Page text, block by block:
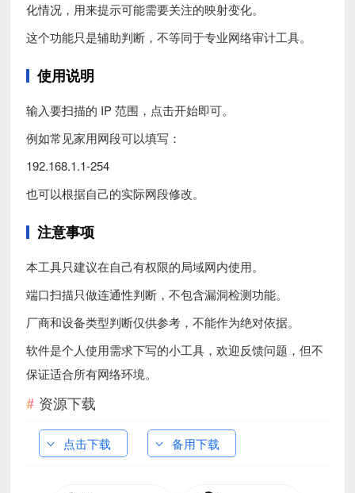
化情况，用来提示可能需要关注的映射变化。
这个功能只是辅助判断，不等同于专业网络审计工具。
使用说明
输入要扫描的 IP 范围，点击开始即可。
例如常见家用网段可以填写：
192.168.1.1-254
也可以根据自己的实际网段修改。
注意事项
本工具只建议在自己有权限的局域网内使用。
端口扫描只做连通性判断，不包含漏洞检测功能。
厂商和设备类型判断仅供参考，不能作为绝对依据。
软件是个人使用需求下写的小工具，欢迎反馈问题，但不
保证适合所有网络环境。
资源下载
点击下载 备用下载